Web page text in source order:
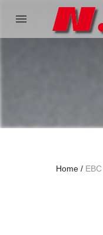
menu
Home